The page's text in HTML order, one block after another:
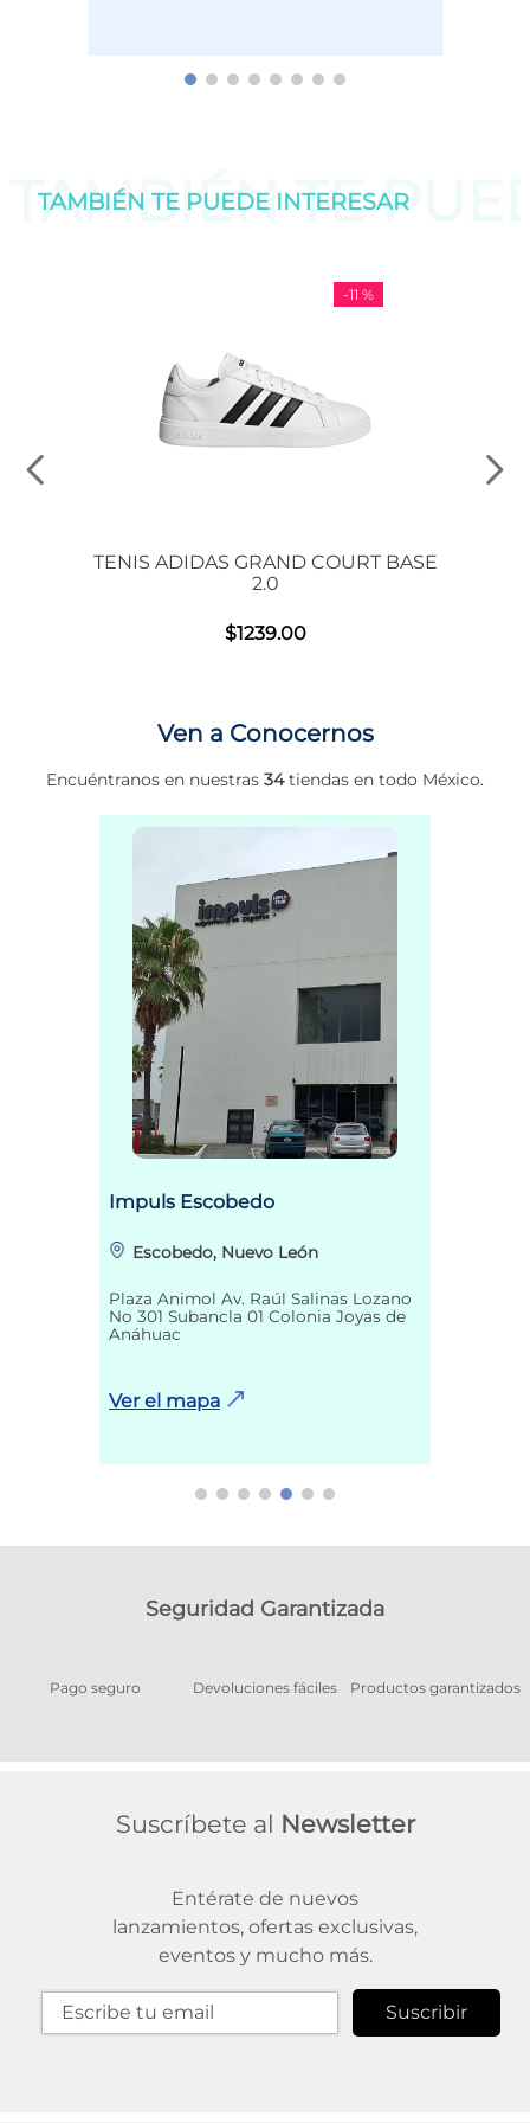
TAMBIÉN TE
TAMBIÉN TE PUEDE INTERESAR
-11 %
TENIS ADIDAS GRAND COURT BASE
2.0
$1239.00
Ven a Conocernos
Encuéntranos en nuestras 34tiendas en todo México.
Impuls Escobedo
Escobedo, Nuevo León
Plaza Animol Av. Raúl Salinas Lozano
No 301 Subancla 01 Colonia Joyas de
Anáhuac
Ver el mapa
Seguridad Garantizada
Pago seguro Devoluciones fáciles Productos garantizados
Suscríbete al Newsletter
Entérate de nuevos
lanzamientos, ofertas exclusivas,
eventos y mucho más.
Suscribir